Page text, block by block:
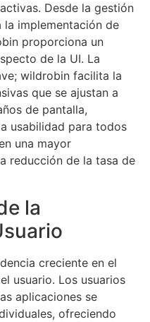
Desde la gestión
implementación de
proporciona un
de la UI. La
wildrobin facilita la
que se ajustan a
de pantalla,
usabilidad para todos
una mayor
reducción de la tasa de
la
creciente en el
usuario. Los usuarios
aplicaciones se
ofreciendo